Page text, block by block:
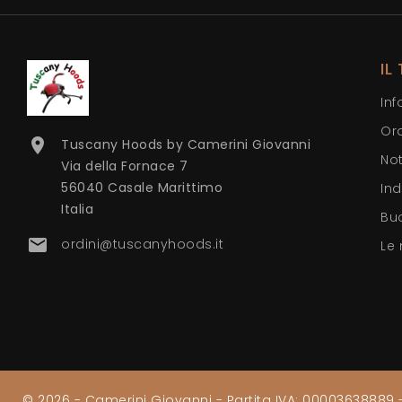

Tuscany Hoods by Camerini Giovanni
Via della Fornace 7
56040 Casale Marittimo
Italia
 ordini@tuscanyhoods.it
IL
Le